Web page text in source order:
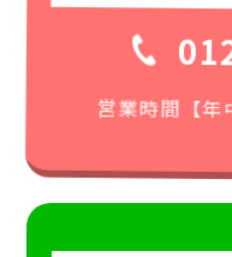
営業時間【年